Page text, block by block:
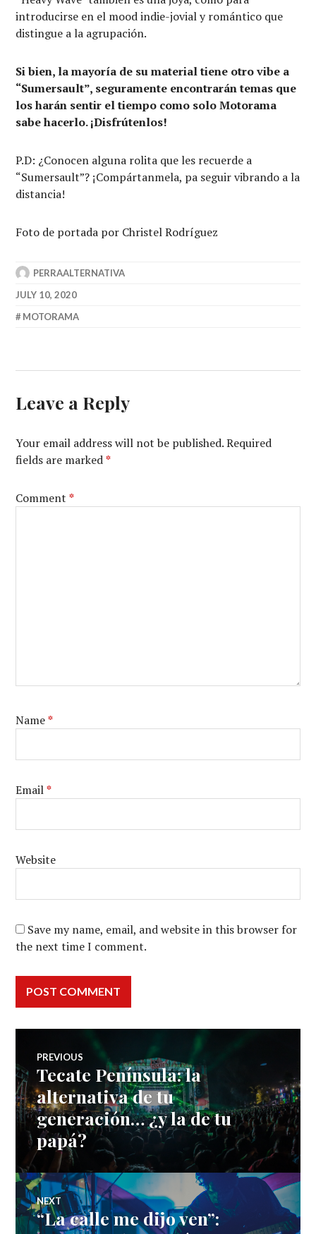
introducirse en el mood indie-jovial y romántico que
distingue a la agrupación.
Si bien, la mayoría de su material tiene otro vibe a
“Sumersault”, seguramente encontrarán temas que
los harán sentir el tiempo como solo Motorama
sabe hacerlo. ¡Disfrútenlos!
P.D: ¿Conocen alguna rolita que les recuerde a
“Sumersault”? ¡Compártanmela, pa seguir vibrando a la
distancia!
Foto de portada por Christel Rodríguez
PERRAALTERNATIVA
JULY 10, 2020
MOTORAMA
Leave a Reply
Your email address will not be published. Required
fields are marked*
Comment*
Name*
Email*
Website
Save my name, email, and website in this browser for
the next time I comment.
Post
navigation
PREVIOUS
Previous
post:
Tecate Península: la
alternativa de tu
generación… ¿y la de tu
papá?
NEXT
Next
“La calle me dijo ven”: